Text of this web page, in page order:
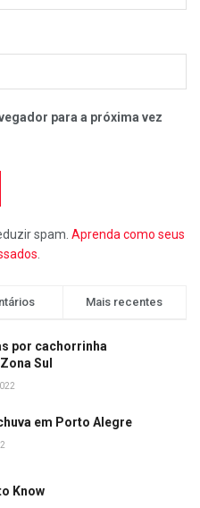
para a próxima vez
spam. Aprenda como seus
Mais recentes
por cachorrinha
Sul
em Porto Alegre
Know